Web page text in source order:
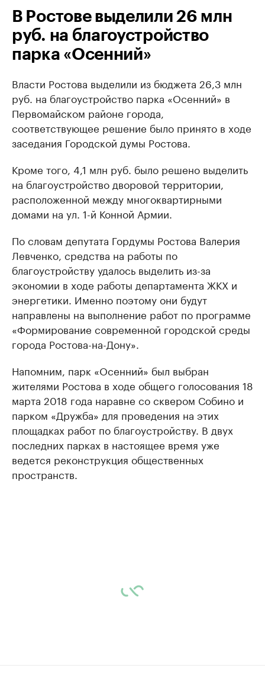
В Ростове выделили 26 млн
руб. на благоустройство
парка «Осенний»
Власти Ростова выделили из бюджета 26,3 млн
руб. на благоустройство парка «Осенний» в
Первомайском районе города,
соответствующее решение было принято в ходе
заседания Городской думы Ростова.
Кроме того, 4,1 млн руб. было решено выделить
на благоустройство дворовой территории,
расположенной между многоквартирными
домами на ул. 1-й Конной Армии.
По словам депутата Гордумы Ростова Валерия
Левченко, средства на работы по
благоустройству удалось выделить из-за
экономии в ходе работы департамента ЖКХ и
энергетики. Именно поэтому они будут
направлены на выполнение работ по программе
«Формирование современной городской среды
города Ростова-на-Дону».
Напомним, парк «Осенний» был выбран
жителями Ростова в ходе общего голосования 18
марта 2018 года наравне со сквером Собино и
парком «Дружба» для проведения на этих
площадках работ по благоустройству. В двух
последних парках в настоящее время уже
ведется реконструкция общественных
пространств.